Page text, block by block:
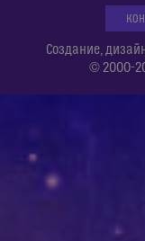
Создание,
© 2000-